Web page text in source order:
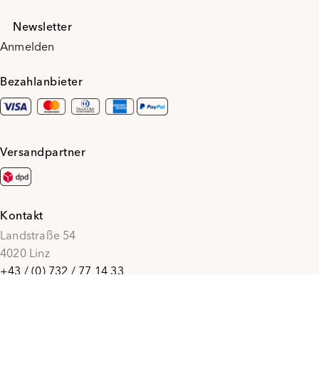
Newsletter
Anmelden
Bezahlanbieter
Versandpartner
Kontakt
Landstraße 54
4020 Linz
+43 / (0) 732 / 77 14 33